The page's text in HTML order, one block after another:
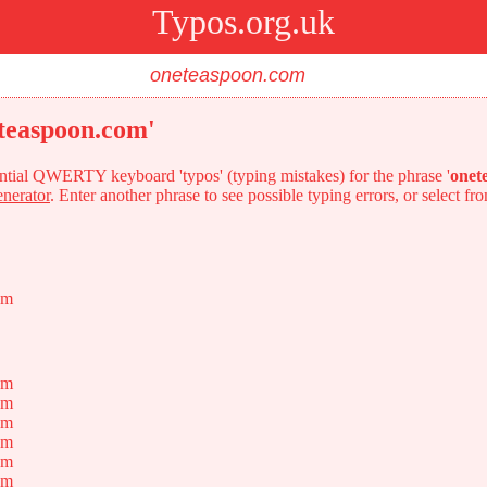
Typos.org.uk
QWERTY keyboard 'typos' (typing mistakes) for the phrase '
. Enter another phrase to see possible typing errors, or select